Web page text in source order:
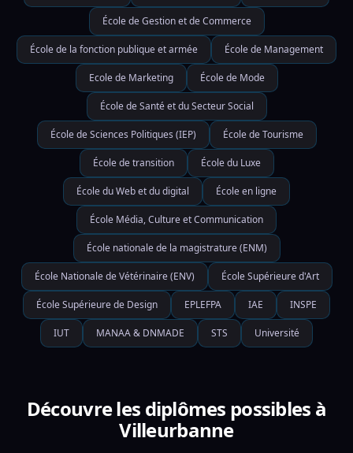
École de Gestion et de Commerce
École de la fonction publique et armée École de Management
Ecole de Marketing École de Mode
École de Santé et du Secteur Social
École de Sciences Politiques (IEP) École de Tourisme
École de transition École du Luxe
École du Web et du digital École en ligne
École Média, Culture et Communication
École nationale de la magistrature (ENM)
École Nationale de Vétérinaire (ENV) École Supérieure d'Art
École Supérieure de Design EPLEFPA IAE INSPE
IUT MANAA & DNMADE STS Université
Découvre les diplômes possibles à
Villeurbanne